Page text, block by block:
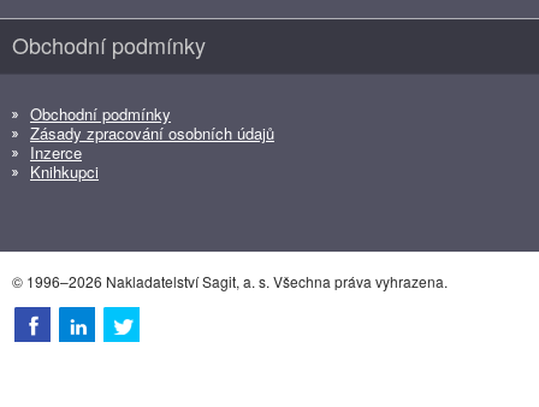
Obchodní podmínky
Obchodní podmínky
Zásady zpracování osobních údajů
Inzerce
Knihkupci
© 1996–2026 Nakladatelství Sagit, a. s. Všechna práva vyhrazena.